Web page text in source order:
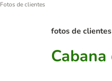
Fotos de clientes
fotos de
Cabana